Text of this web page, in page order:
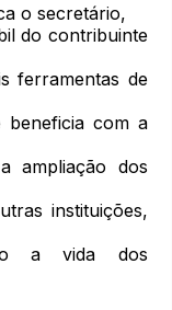
o secretário,
do contribuinte
ferramentas de
beneficia com a
ampliação dos
instituições,
a vida dos